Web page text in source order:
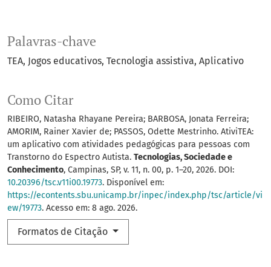
Palavras-chave
TEA Jogos educativos Tecnologia assistiva Aplicativo
Como Citar
RIBEIRO, Natasha Rhayane Pereira; BARBOSA, Jonata Ferreira;
AMORIM, Rainer Xavier de; PASSOS, Odette Mestrinho. AtiviTEA:
um aplicativo com atividades pedagógicas para pessoas com
Transtorno do Espectro Autista. Tecnologias, Sociedade e
Conhecimento, Campinas, SP, v. 11, n. 00, p. 1–20, 2026. DOI:
10.20396/tsc.v11i00.19773. Disponível em:
https://econtents.sbu.unicamp.br/inpec/index.php/tsc/article/vi
ew/19773. Acesso em: 8 ago. 2026.
Formatos de Citação